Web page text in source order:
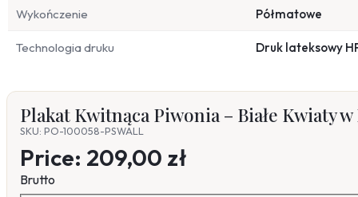
Wykończenie Półmatowe
Technologia druku Druk lateksowy
Plakat Kwitnąca Piwonia – Białe Kwiaty
SKU: PO-100058-PSWALL
Price: 209,00 zł
Brutto